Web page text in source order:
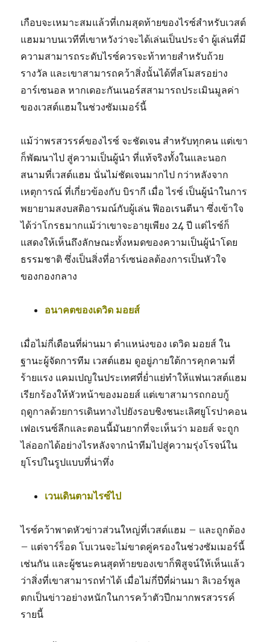
เกือบจะเหมาะสมแล้วที่เกมสุดท้ายของไรซ์สำหรับเวสต์
แฮมมาบนเวทีที่เขาหวังว่าจะได้เล่นเป็นประจำ ผู้เล่นที่มี
ความสามารถระดับไรซ์ควรจะท้าทายสำหรับถ้วย
รางวัล และเขาสามารถคว้าสิ่งนั้นได้ที่สโมสรอย่าง
อาร์เซนอล หากเดอะกันเนอร์สสามารถประเมินมูลค่า
ของเวสต์แฮมในช่วงซัมเมอร์นี้
แม้ว่าพรสวรรค์ของไรซ์ จะชัดเจน สำหรับทุกคน แต่เขา
ก็พัฒนาไป สู่ความเป็นผู้นำ ที่แท้จริงทั้งในและนอก
สนามที่เวสต์แฮม นั่นไม่ชัดเจนมากไป กว่าหลังจาก
เหตุการณ์ ที่เกี่ยวข้องกับ บิรากี เมื่อ ไรซ์ เป็นผู้นำในการ
พยายามสงบสติอารมณ์กับผู้เล่น ฟีออเรนตีนา ซึ่งเข้าใจ
ได้ว่าโกรธมากแม้ว่าเขาจะอายุเพียง 24 ปี แต่ไรซ์ก็
แสดงให้เห็นถึงลักษณะทั้งหมดของความเป็นผู้นำโดย
ธรรมชาติ ซึ่งเป็นสิ่งที่อาร์เซน่อลต้องการเป็นหัวใจ
ของกองกลาง
อนาคตของเดวิด มอยส์
เมื่อไม่กี่เดือนที่ผ่านมา ตำแหน่งของ เดวิด มอยส์ ใน
ฐานะผู้จัดการทีม เวสต์แฮม ดูอยู่ภายใต้การคุกคามที่
ร้ายแรง แคมเปญในประเทศที่ย่ำแย่ทำให้แฟนเวสต์แฮม
เรียกร้องให้หัวหน้าของมอยส์ แต่เขาสามารถกอบกู้
ฤดูกาลด้วยการเดินทางไปยังรอบชิงชนะเลิศยูโรปาคอน
เฟอเรนซ์ลีกและตอนนี้มันยากที่จะเห็นว่า มอยส์ จะถูก
ไล่ออกได้อย่างไรหลังจากนำทีมไปสู่ความรุ่งโรจน์ใน
ยุโรปในรูปแบบที่น่าทึ่ง
เวนเดินตามไรซ์ไป
ไรซ์คว้าพาดหัวข่าวส่วนใหญ่ที่เวสต์แฮม – และถูกต้อง
– แต่จาร์ร็อด โบเวนจะไม่ขาดคู่ครองในช่วงซัมเมอร์นี้
เช่นกัน และผู้ชนะคนสุดท้ายของเขาก็พิสูจน์ให้เห็นแล้ว
ว่าสิ่งที่เขาสามารถทำได้ เมื่อไม่กี่ปีที่ผ่านมา ลิเวอร์พูล
ตกเป็นข่าวอย่างหนักในการคว้าตัวปีกมากพรสวรรค์
รายนี้